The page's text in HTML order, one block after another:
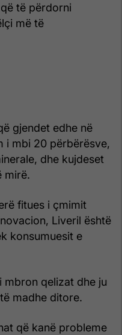
të përdorni
më të
gjendet edhe në
i mbi 20 përbërësve,
dhe kujdeset
mirë.
fitues i çmimit
Liveril është
konsumuesit e
mbron qelizat dhe ju
madhe ditore.
që kanë probleme